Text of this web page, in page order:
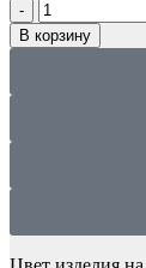
В корзину